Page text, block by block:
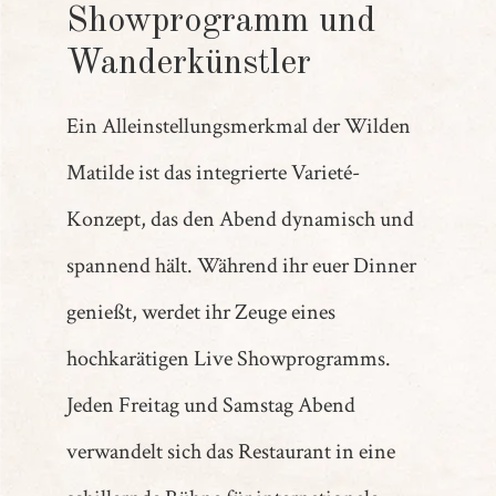
Showprogramm und
Wanderkünstler
Ein Alleinstellungsmerkmal der Wilden
Matilde ist das integrierte Varieté-
Konzept, das den Abend dynamisch und
spannend hält. Während ihr euer Dinner
genießt, werdet ihr Zeuge eines
hochkarätigen Live Showprogramms.
Jeden Freitag und Samstag Abend
verwandelt sich das Restaurant in eine